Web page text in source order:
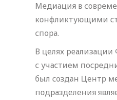
Медиация в
конфликтующими
спора.
В целях реализации
с участием
был создан Центр
подразделения